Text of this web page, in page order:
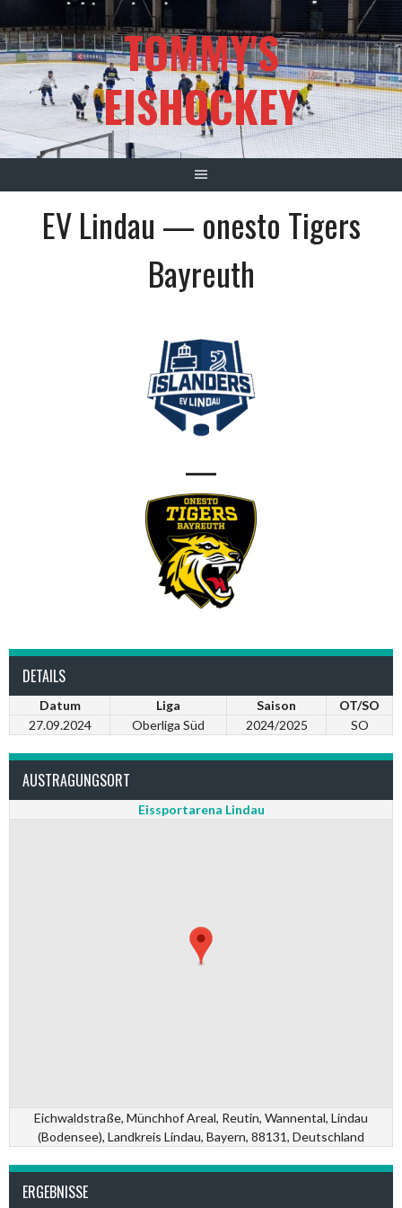
zum
Inhalt
TOMMY'S
EISHOCKEY
EV Lindau — onesto Tigers
Bayreuth
—
DETAILS
Datum Liga Saison
OT/SO
27.09.2024
Oberliga Süd 2024/2025 SO
AUSTRAGUNGSORT
Eissportarena Lindau
Eichwaldstraße, Münchhof Areal, Reutin, Wannental, Lindau
(Bodensee), Landkreis Lindau, Bayern, 88131, Deutschland
ERGEBNISSE